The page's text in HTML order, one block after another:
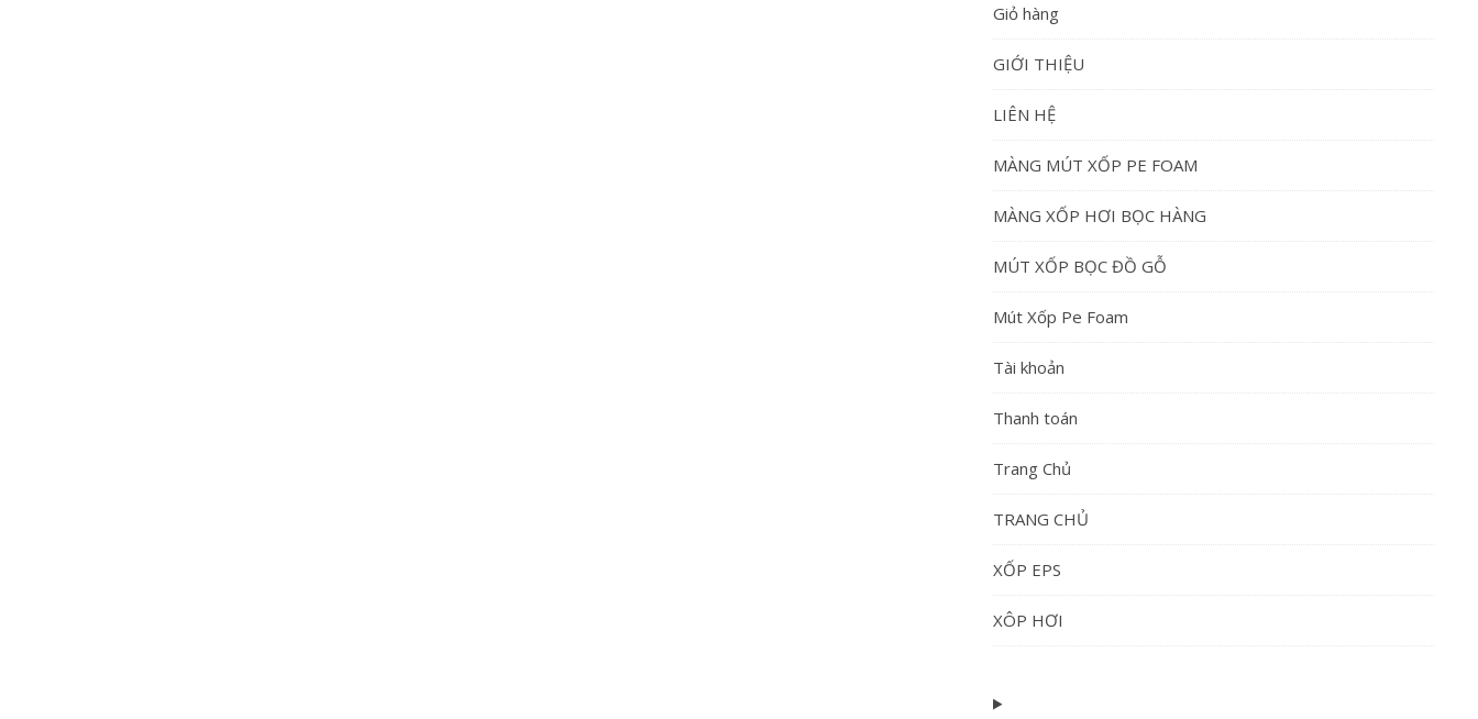
Giỏ hàng
GIỚI THIỆU
LIÊN HỆ
MÀNG MÚT XỐP PE FOAM
MÀNG XỐP HƠI BỌC HÀNG
MÚT XỐP BỌC ĐỒ GỖ
Mút Xốp Pe Foam
Tài khoản
Thanh toán
Trang Chủ
TRANG CHỦ
XỐP EPS
XÔP HƠI